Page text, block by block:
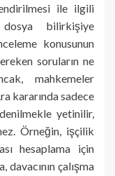
ile ilgili
bilirkişiye
konusunun
soruların ne
mahkemeler
kararında sadece
yetinilir,
Örneğin, işçilik
hesaplama için
çalışma